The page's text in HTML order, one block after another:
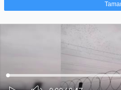
Çerezler, web-sitelerinin, kullanıcıların
amacıyla kullandığı küçük metin
işletilmesi için kesinlikle gerekli olan
Diğer çerez türleri için sizden izin
kullanmaktadır. Bazı çerezler,
tarafından yerleştirilir. İzniniz şu alanlar
Ses
Yüklendi:
0%
Yükleniyor: